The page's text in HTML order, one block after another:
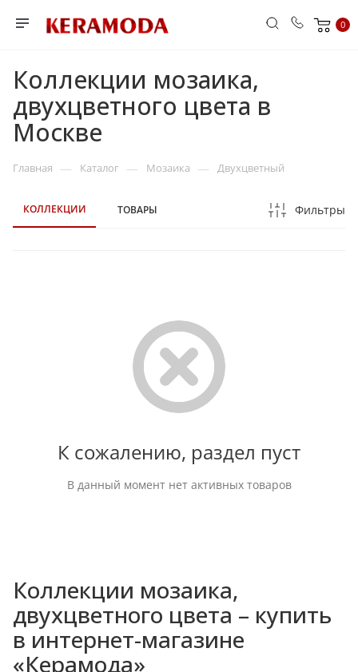
0
Коллекции мозаика,
двухцветного цвета в
Москве
Главная — Каталог — Мозаика — Двухцветный
КОЛЛЕКЦИИ ТОВАРЫ Фильтры
К сожалению, раздел пуст
В данный момент нет активных товаров
Коллекции мозаика,
двухцветного цвета – купить
в интернет-магазине
«Керамода»